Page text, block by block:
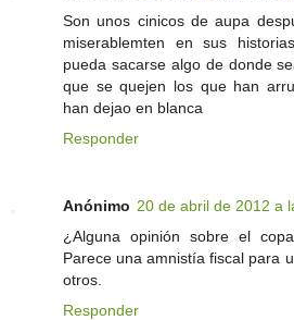
Son unos cinicos de aupa
miserablemten en sus
pueda sacarse algo de donde
que se quejen los que han
han dejao en blanca
Responder
Anónimo 20 de abril de 2012 a
¿Alguna opinión sobre el
Parece una amnistía fiscal para
otros.
Responder